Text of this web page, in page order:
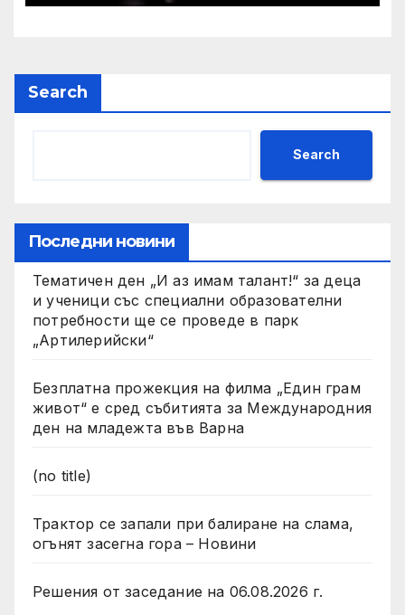
Search
Search
Последни новини
Тематичен ден „И аз имам талант!“ за деца
и ученици със специални образователни
потребности ще се проведе в парк
„Артилерийски“
Безплатна прожекция на филма „Един грам
живот“ е сред събитията за Международния
ден на младежта във Варна
(no title)
Трактор се запали при балиране на слама,
огънят засегна гора – Новини
Решения от заседание на 06.08.2026 г.